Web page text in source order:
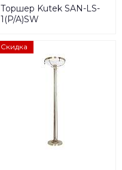
Торшер Kutek SAN-LS-
1(P/A)SW
Скидка